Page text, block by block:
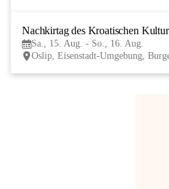
Nachkirtag des Kroatischen
Sa., 15. Aug. - So., 16. Aug.
Oslip, Eisenstadt-Umgebung,